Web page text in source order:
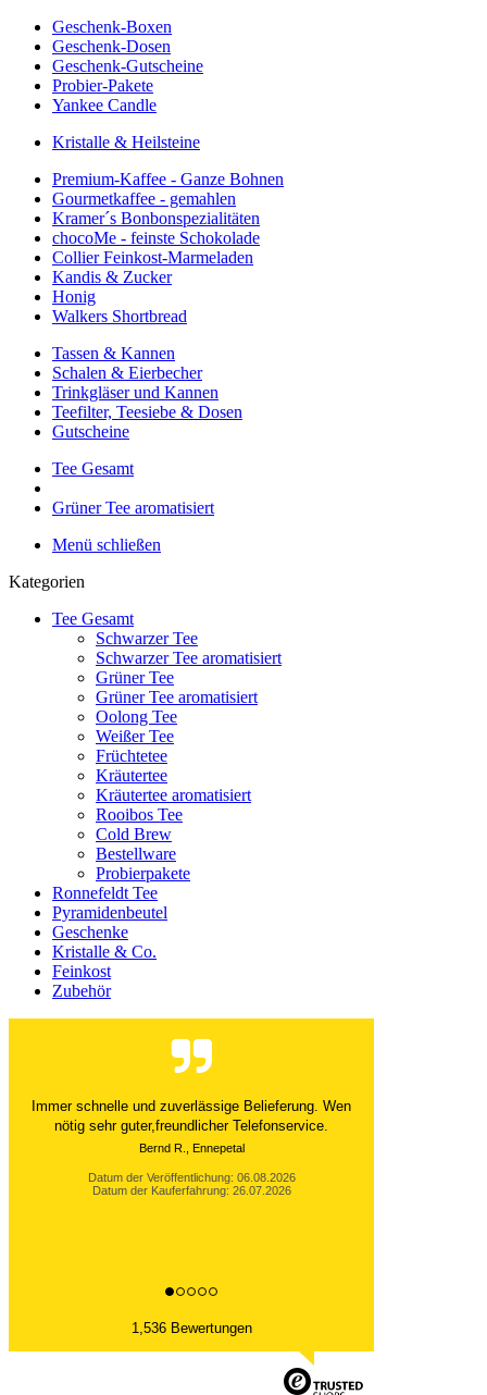
Geschenk-Boxen
Geschenk-Dosen
Geschenk-Gutscheine
Probier-Pakete
Yankee Candle
Kristalle & Heilsteine
Premium-Kaffee - Ganze Bohnen
Gourmetkaffee - gemahlen
Kramer´s Bonbonspezialitäten
chocoMe - feinste Schokolade
Collier Feinkost-Marmeladen
Kandis & Zucker
Honig
Walkers Shortbread
Tassen & Kannen
Schalen & Eierbecher
Trinkgläser und Kannen
Teefilter, Teesiebe & Dosen
Gutscheine
Tee Gesamt
Grüner Tee aromatisiert
Menü schließen
Kategorien
Tee Gesamt
Schwarzer Tee
Schwarzer Tee aromatisiert
Grüner Tee
Grüner Tee aromatisiert
Oolong Tee
Weißer Tee
Früchtetee
Kräutertee
Kräutertee aromatisiert
Rooibos Tee
Cold Brew
Bestellware
Probierpakete
Ronnefeldt Tee
Pyramidenbeutel
Geschenke
Kristalle & Co.
Feinkost
Zubehör
Der Versand ist immer innerhalb von 24 Stunden
abgewickelt. Grossartig. Ich liebe die 1kg
Alubeutel.
Datum der Veröffentlichung: 06.08.2026
Datum der Kauferfahrung: 27.07.2026
1,536 Bewertungen